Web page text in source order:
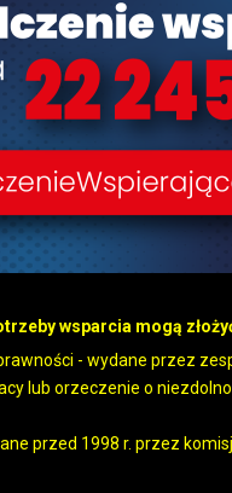
wsparcia mogą
- wydane przez
lub orzeczenie o
przed 1998 r. przez